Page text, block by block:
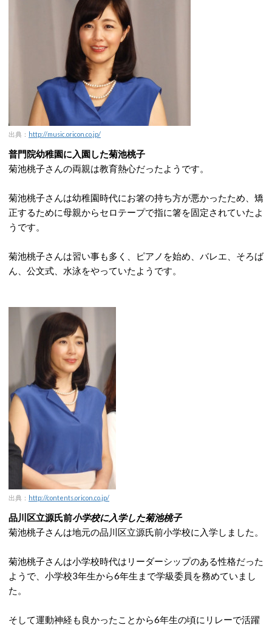
出典： http://music.oricon.co.jp/
普門院幼稚園に入園した菊池桃子
菊池桃子さんの両親は教育熱心だったようです。
菊池桃子さんは幼稚園時代にお箸の持ち方が悪かったため、矯
正するために母親からセロテープで指に箸を固定されていたよ
うです。
菊池桃子さんは習い事も多く、ピアノを始め、バレエ、そろば
ん、公文式、水泳をやっていたようです。
出典： http://contents.oricon.co.jp/
品川区立源氏前小学校に入学した菊池桃子
菊池桃子さんは地元の品川区立源氏前小学校に入学しました。
菊池桃子さんは小学校時代はリーダーシップのある性格だった
ようで、小学校3年生から6年生まで学級委員を務めていまし
た。
そして運動神経も良かったことから6年生の頃にリレーで活躍